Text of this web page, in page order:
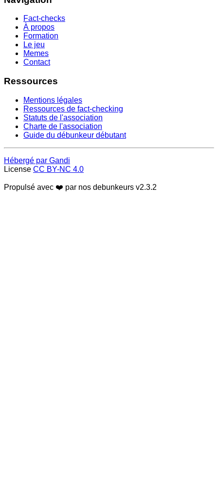
Fact-checks
À propos
Formation
Le jeu
Memes
Contact
Ressources
Mentions légales
Ressources de fact-checking
Statuts de l'association
Charte de l'association
Guide du débunkeur débutant
Hébergé par Gandi
License CC BY-NC 4.0
Propulsé avec ❤️ par nos debunkeurs v2.3.2